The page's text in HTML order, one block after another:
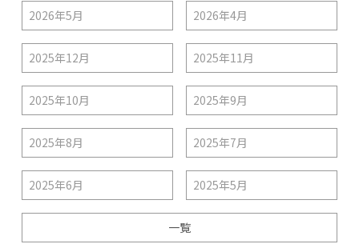
2026年5月 2026年4月
2025年12月 2025年11月
2025年10月 2025年9月
2025年8月 2025年7月
2025年6月 2025年5月
一覧